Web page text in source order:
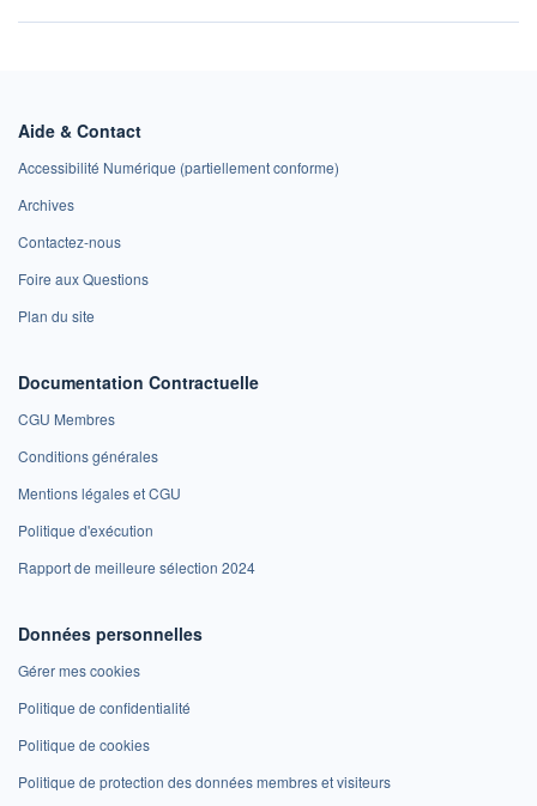
Aide & Contact
Accessibilité Numérique (partiellement conforme)
Archives
Contactez-nous
Foire aux Questions
Plan du site
Documentation Contractuelle
CGU Membres
Conditions générales
Mentions légales et CGU
Politique d'exécution
Rapport de meilleure sélection 2024
Données personnelles
Gérer mes cookies
Politique de confidentialité
Politique de cookies
Politique de protection des données membres et visiteurs